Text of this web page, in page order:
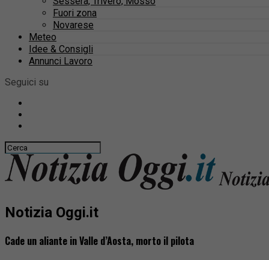
Fuori zona
Novarese
Meteo
Idee & Consigli
Annunci Lavoro
Seguici su
Notizia Oggi.it
Cade un aliante in Valle d’Aosta, morto il pilota